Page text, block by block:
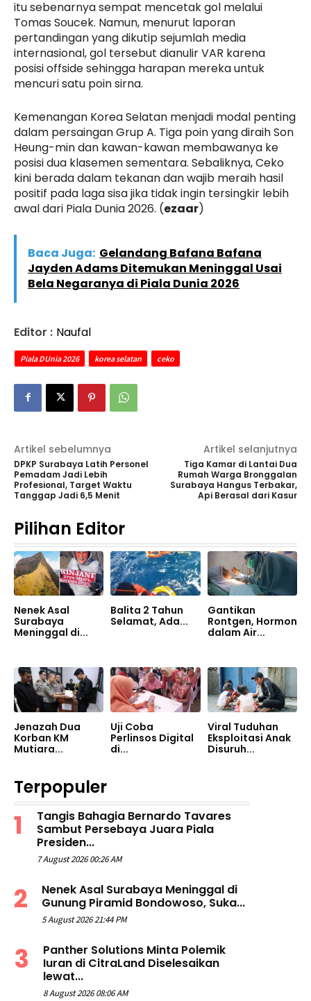
itu sebenarnya sempat mencetak gol melalui
Tomas Soucek. Namun, menurut laporan
pertandingan yang dikutip sejumlah media
internasional, gol tersebut dianulir VAR karena
posisi offside sehingga harapan mereka untuk
mencuri satu poin sirna.
Kemenangan Korea Selatan menjadi modal penting
dalam persaingan Grup A. Tiga poin yang diraih Son
Heung-min dan kawan-kawan membawanya ke
posisi dua klasemen sementara. Sebaliknya, Ceko
kini berada dalam tekanan dan wajib meraih hasil
positif pada laga sisa jika tidak ingin tersingkir lebih
awal dari Piala Dunia 2026. (ezaar)
Baca Juga: Gelandang Bafana Bafana
Jayden Adams Ditemukan Meninggal Usai
Bela Negaranya di Piala Dunia 2026
Editor : Naufal
Piala DUnia 2026 korea selatan ceko
Artikel sebelumnya
DPKP Surabaya Latih Personel
Pemadam Jadi Lebih
Profesional, Target Waktu
Tanggap Jadi 6,5 Menit
Artikel selanjutnya
Tiga Kamar di Lantai Dua
Rumah Warga Bronggalan
Surabaya Hangus Terbakar,
Api Berasal dari Kasur
Pilihan Editor
Nenek Asal
Surabaya
Meninggal di...
Balita 2 Tahun
Selamat, Ada...
Gantikan
Rontgen, Hormon
dalam Air...
Jenazah Dua
Korban KM
Mutiara...
Uji Coba
Perlinsos Digital
di...
Viral Tuduhan
Eksploitasi Anak
Disuruh...
Terpopuler
Tangis Bahagia Bernardo Tavares
Sambut Persebaya Juara Piala
Presiden...
7 August 2026 00:26 AM
Nenek Asal Surabaya Meninggal di
Gunung Piramid Bondowoso, Suka...
5 August 2026 21:44 PM
Panther Solutions Minta Polemik
Iuran di CitraLand Diselesaikan
lewat...
8 August 2026 08:06 AM